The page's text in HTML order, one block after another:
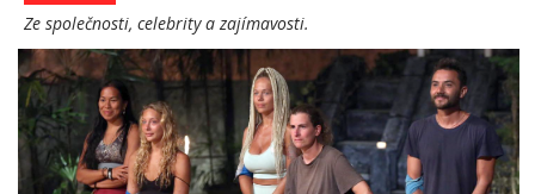
Ze společnosti, celebrity a zajímavosti.